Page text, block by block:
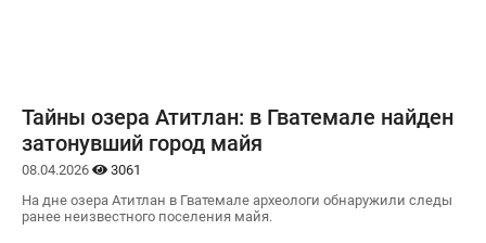
Тайны озера Атитлан: в Гватемале найден
затонувший город майя
08.04.2026
3061
На дне озера Атитлан в Гватемале археологи обнаружили следы
ранее неизвестного поселения майя.